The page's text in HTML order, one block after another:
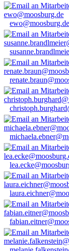
ewo@moosburg.de